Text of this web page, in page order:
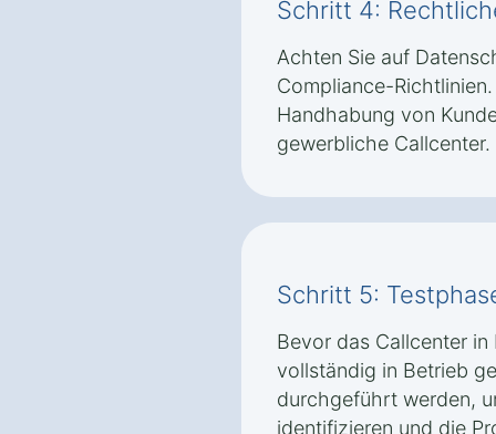
Schritt 4:
Achten Sie auf
Compliance-
Handhabung von
gewerbliche Callcenter.
Schritt 5:
Bevor das Callcenter
vollständig in Betrieb
durchgeführt werden,
identifizieren und die